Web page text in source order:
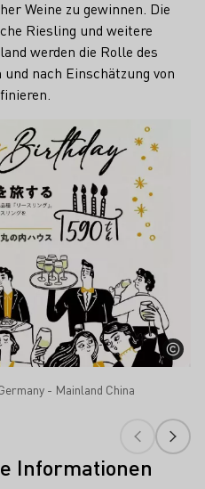
Weine zu gewinnen. Die
Riesling und weitere
werden die Rolle des
nach Einschätzung von
- Mainland China
Informationen